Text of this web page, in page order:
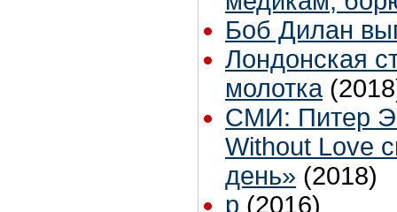
Боб Дилан
Лондонская
молотка
СМИ: Питер
Without Love
день» (2018)
p (2016)